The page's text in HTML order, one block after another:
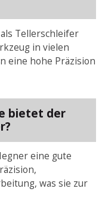
Tellerschleifer
in vielen
eine hohe Präzision
bietet der
eine gute
was sie zur